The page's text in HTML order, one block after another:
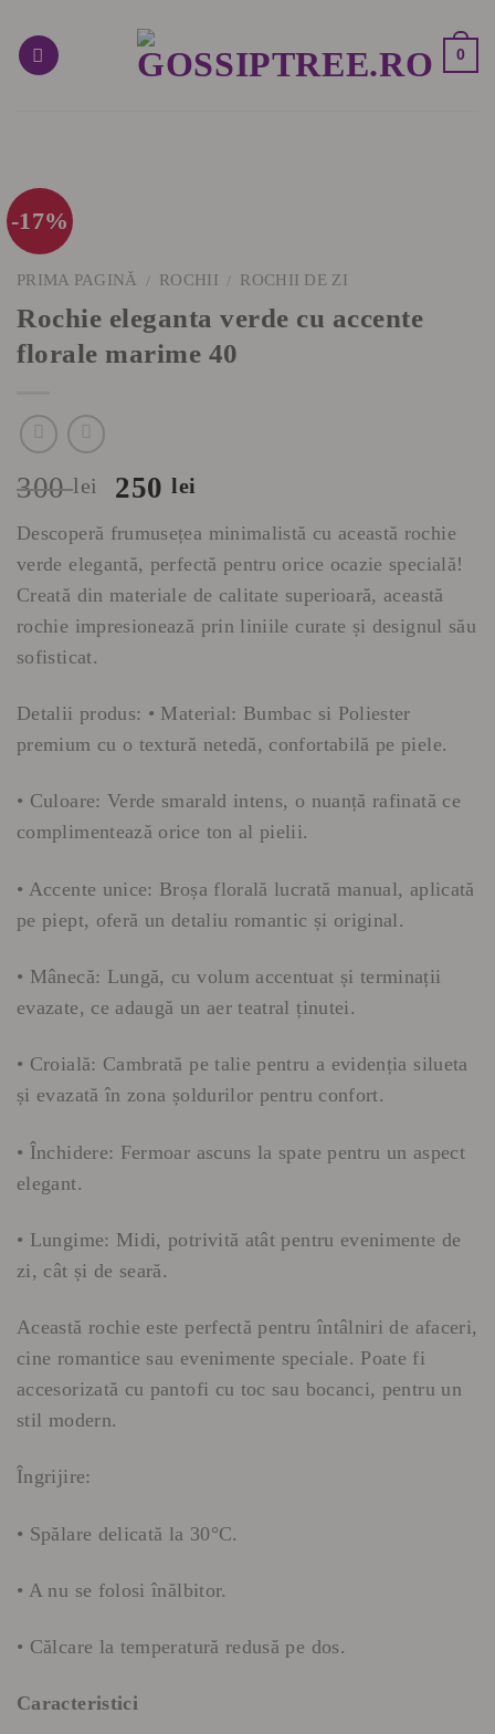
content
0
-17%
PRIMA PAGINĂ / ROCHII / ROCHII DE ZI
Rochie eleganta verde cu accente
florale marime 40
300lei
Prețul
a
fost:
300 lei.
250lei
este:
250 lei.
Descoperă frumusețea minimalistă cu această rochie
verde elegantă, perfectă pentru orice ocazie specială!
Creată din materiale de calitate superioară, această
rochie impresionează prin liniile curate și designul său
sofisticat.
Detalii produs: • Material: Bumbac si Poliester
premium cu o textură netedă, confortabilă pe piele.
• Culoare: Verde smarald intens, o nuanță rafinată ce
complimentează orice ton al pielii.
• Accente unice: Broșa florală lucrată manual, aplicată
pe piept, oferă un detaliu romantic și original.
• Mânecă: Lungă, cu volum accentuat și terminații
evazate, ce adaugă un aer teatral ținutei.
• Croială: Cambrată pe talie pentru a evidenția silueta
și evazată în zona șoldurilor pentru confort.
• Închidere: Fermoar ascuns la spate pentru un aspect
elegant.
• Lungime: Midi, potrivită atât pentru evenimente de
zi, cât și de seară.
Această rochie este perfectă pentru întâlniri de afaceri,
cine romantice sau evenimente speciale. Poate fi
accesorizată cu pantofi cu toc sau bocanci, pentru un
stil modern.
Îngrijire:
• Spălare delicată la 30°C.
• A nu se folosi înălbitor.
• Călcare la temperatură redusă pe dos.
Caracteristici